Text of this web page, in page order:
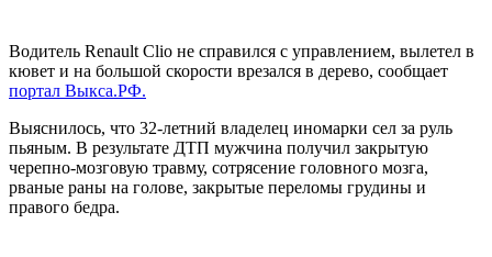
Водитель Renault Clio не справился с управлением, вылетел в
кювет и на большой скорости врезался в дерево, сообщает
портал Выкса.РФ.
Выяснилось, что 32-летний владелец иномарки сел за руль
пьяным. В результате ДТП мужчина получил закрытую
черепно-мозговую травму, сотрясение головного мозга,
рваные раны на голове, закрытые переломы грудины и
правого бедра.